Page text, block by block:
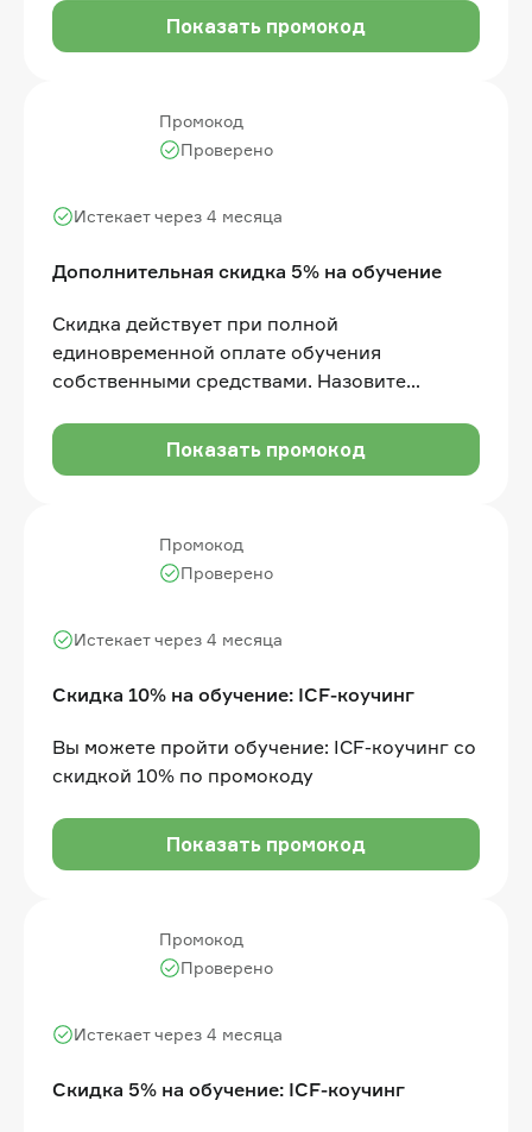
оплатой. (кроме направления Высшего
образования)
Показать промокод
Промокод
Дополнительная скидка 5% на обучение
Истекает через 4 месяца
Проверено
Скидка действует при полной
единовременной оплате обучения
собственными средствами. Назовите
оплатой. Действует на направление
Высшего образования
Показать промокод
Промокод
Скидка 10% на обучение: ICF-коучинг
Истекает через 4 месяца
Проверено
Вы можете пройти обучение: ICF-коучинг со
скидкой 10% по промокоду
Показать промокод
Промокод
Скидка 5% на обучение: ICF-коучинг
Истекает через 4 месяца
Проверено